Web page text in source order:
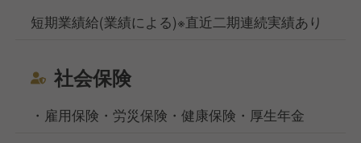
短期業績給(業績による)※直近二期連続実績あり
社会保険
・雇用保険・労災保険・健康保険・厚生年金